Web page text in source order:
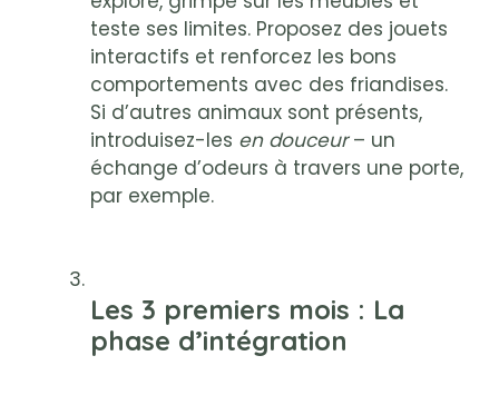
teste ses limites. Proposez des jouets
interactifs et renforcez les bons
comportements avec des friandises.
Si d’autres animaux sont présents,
introduisez-les en douceur– un
échange d’odeurs à travers une porte,
par exemple.
Les 3 premiers mois : La
phase d’intégration